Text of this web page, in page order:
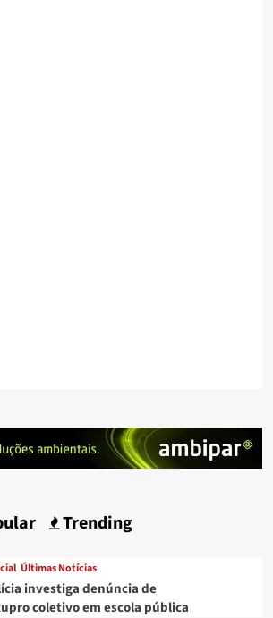
Trending
Últimas Notícias
investiga denúncia de
coletivo em escola pública